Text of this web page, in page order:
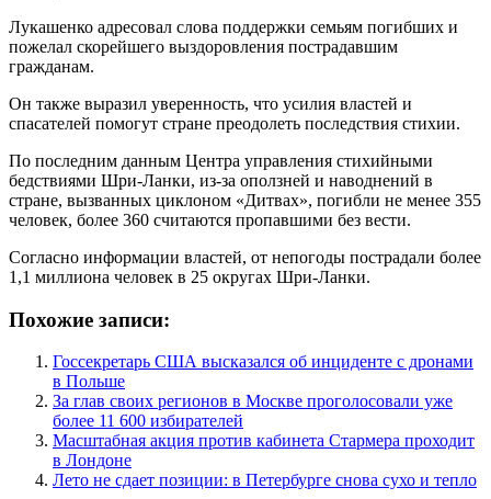
Лукашенко адресовал слова поддержки семьям погибших и
пожелал скорейшего выздоровления пострадавшим
гражданам.
Он также выразил уверенность, что усилия властей и
спасателей помогут стране преодолеть последствия стихии.
По последним данным Центра управления стихийными
бедствиями Шри-Ланки, из-за оползней и наводнений в
стране, вызванных циклоном «Дитвах», погибли не менее 355
человек, более 360 считаются пропавшими без вести.
Согласно информации властей, от непогоды пострадали более
1,1 миллиона человек в 25 округах Шри-Ланки.
Похожие записи:
Госсекретарь США высказался об инциденте с дронами
в Польше
За глав своих регионов в Москве проголосовали уже
более 11 600 избирателей
Масштабная акция против кабинета Стармера проходит
в Лондоне
Лето не сдает позиции: в Петербурге снова сухо и тепло